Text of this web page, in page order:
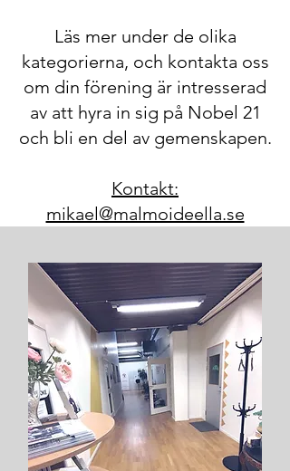
Läs mer under de olika
kategorierna, och kontakta oss
om din förening är intresserad
av att hyra in sig på Nobel 21
och bli en del av gemenskapen.
Kontakt:
mikael@malmoideella.se